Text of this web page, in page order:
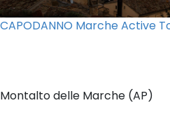
CAPODANNO Marche Active
Montalto delle Marche (AP)